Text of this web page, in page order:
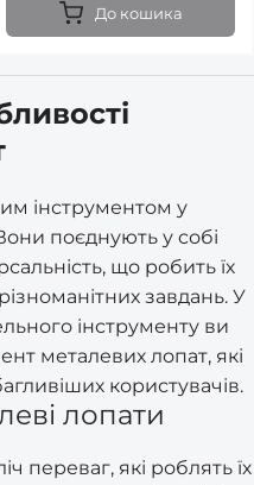
До кошика
інструментом у
поєднують у собі
що робить їх
завдань. У
інструменту ви
металевих лопат, які
користувачів.
лопати
переваг, які роблять їх